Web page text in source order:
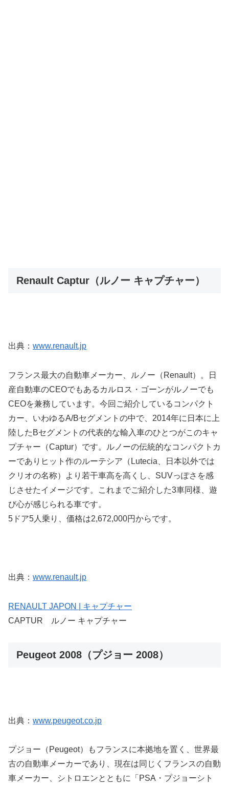
Renault Captur（ルノー キャプチャー）
出典： www.renault.jp
フランス最大の自動車メーカー、ルノー（Renault）。日
産自動車のCEOでもあるカルロス・ゴーンがルノーでも
CEOを兼務しています。今回ご紹介しているコンパクト
カー、いわゆるA/Bセグメントの中で、2014年に日本に上
陸したBセグメントの代表的な輸入車のひとつがこのキャ
プチャー（Captur）です。ルノーの伝統的なコンパクトカ
ーでありヒット作のルーテシア（Lutecia、日本以外では
クリオの名称）より若干車高を高くし、SUVっぽさを感
じさせたイメージです。これまでご紹介した3車同様、遊
び心が感じられる車です。
5ドア5人乗り、価格は2,672,000円からです。
出典： www.renault.jp
RENAULT JAPON | キャプチャー
CAPTUR ルノー キャプチャー
Peugeot 2008（プジョー 2008）
出典： www.peugeot.co.jp
プジョー（Peugeot）もフランスに本拠地を置く、世界最
古の自動車メーカーであり、現在は同じくフランスの自動
車メーカー、シトロエンとともに「PSA・プジョーシト